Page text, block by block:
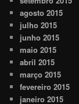
agosto 2015
julho 2015
junho 2015
maio 2015
abril 2015
março 2015
fevereiro 2015
janeiro 2015